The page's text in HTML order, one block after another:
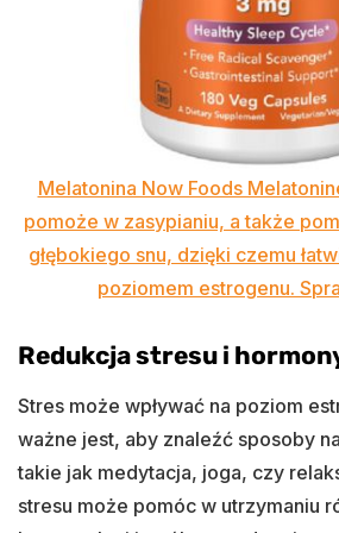
Melatonina Now Foods
pomoże w zasypianiu, a także
głębokiego snu, dzięki czemu
poziomem estrogenu.
Redukcja stresu i
Stres może wpływać na poziom
ważne jest, aby znaleźć sposoby
takie jak medytacja, joga, czy
stresu może pomóc w utrzymaniu